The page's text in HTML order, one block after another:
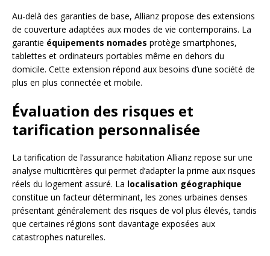
Au-delà des garanties de base, Allianz propose des extensions
de couverture adaptées aux modes de vie contemporains. La
garantie équipements nomades protège smartphones,
tablettes et ordinateurs portables même en dehors du
domicile. Cette extension répond aux besoins d’une société de
plus en plus connectée et mobile.
Évaluation des risques et
tarification personnalisée
La tarification de l’assurance habitation Allianz repose sur une
analyse multicritères qui permet d’adapter la prime aux risques
réels du logement assuré. La localisation géographique
constitue un facteur déterminant, les zones urbaines denses
présentant généralement des risques de vol plus élevés, tandis
que certaines régions sont davantage exposées aux
catastrophes naturelles.